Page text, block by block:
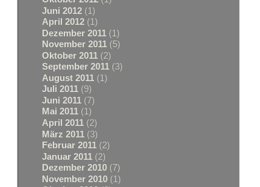
Juni 2012 (1)
April 2012 (1)
Dezember 2011 (1)
November 2011 (5)
Oktober 2011 (2)
September 2011 (3)
August 2011 (1)
Juli 2011 (9)
Juni 2011 (7)
Mai 2011 (1)
April 2011 (2)
März 2011 (3)
Februar 2011 (2)
Januar 2011 (2)
Dezember 2010 (7)
November 2010 (1)